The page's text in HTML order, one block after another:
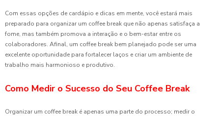
Com essas opções de cardápio e dicas em mente, você estará mais
preparado para organizar um coffee break que não apenas satisfaça a
fome, mas também promova a interação e o bem-estar entre os
colaboradores. Afinal, um coffee break bem planejado pode ser uma
excelente oportunidade para fortalecer laços e criar um ambiente de
trabalho mais harmonioso e produtivo.
Como Medir o Sucesso do Seu Coffee Break
Organizar um coffee break é apenas uma parte do processo; medir o